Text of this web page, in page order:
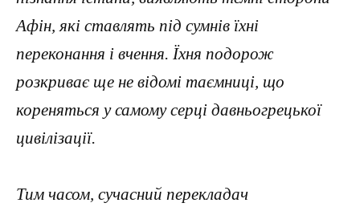
Афін, які ставлять під сумнів їхні
переконання і вчення. Їхня подорож
розкриває ще не відомі таємниці, що
кореняться у самому серці давньогрецької
цивілізації.
Тим часом, сучасний перекладач